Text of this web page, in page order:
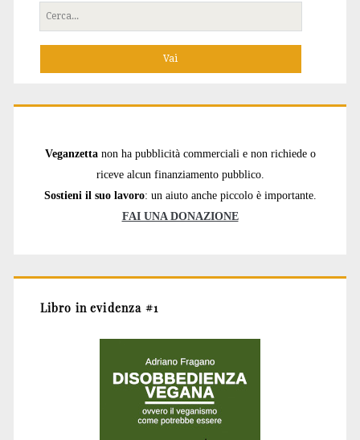
Cerca
per:
Veganzetta non ha pubblicità commerciali e non richiede o
riceve alcun finanziamento pubblico.
Sostieni il suo lavoro: un aiuto anche piccolo è importante.
FAI UNA DONAZIONE
Libro in evidenza #1